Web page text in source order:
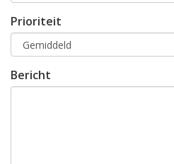
Prioriteit
Bericht